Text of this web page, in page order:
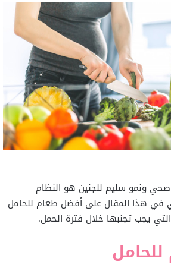
ونمو سليم للجنين هو النظام
في هذا المقال على أفضل طعام للحامل
يجب تجنبها خلال فترة الحمل.